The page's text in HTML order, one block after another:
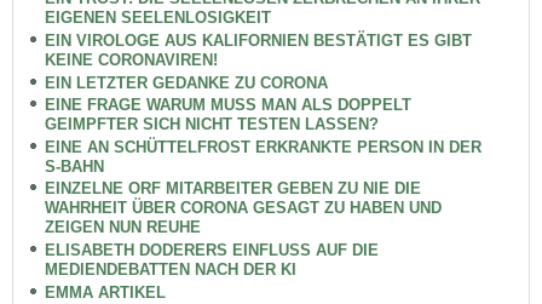
EIGENEN SEELENLOSIGKEIT
EIN VIROLOGE AUS KALIFORNIEN BESTÄTIGT ES GIBT
KEINE CORONAVIREN!
EIN LETZTER GEDANKE ZU CORONA
EINE FRAGE WARUM MUSS MAN ALS DOPPELT
GEIMPFTER SICH NICHT TESTEN LASSEN?
EINE AN SCHÜTTELFROST ERKRANKTE PERSON IN DER
S-BAHN
EINZELNE ORF MITARBEITER GEBEN ZU NIE DIE
WAHRHEIT ÜBER CORONA GESAGT ZU HABEN UND
ZEIGEN NUN REUHE
ELISABETH DODERERS EINFLUSS AUF DIE
MEDIENDEBATTEN NACH DER KI
EMMA ARTIKEL